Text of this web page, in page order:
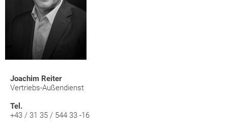
Joachim Reiter
Vertriebs-Außendienst
Tel.
+43 / 31 35 / 544 33 -16